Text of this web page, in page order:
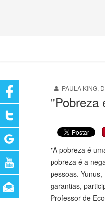
PAULA KING,
''Pobreza
"A pobreza é
pobreza é a
pessoas.
garantias,
Professor de